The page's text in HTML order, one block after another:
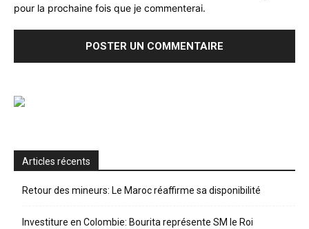
pour la prochaine fois que je commenterai.
Articles récents
Retour des mineurs: Le Maroc réaffirme sa disponibilité
Investiture en Colombie: Bourita représente SM le Roi